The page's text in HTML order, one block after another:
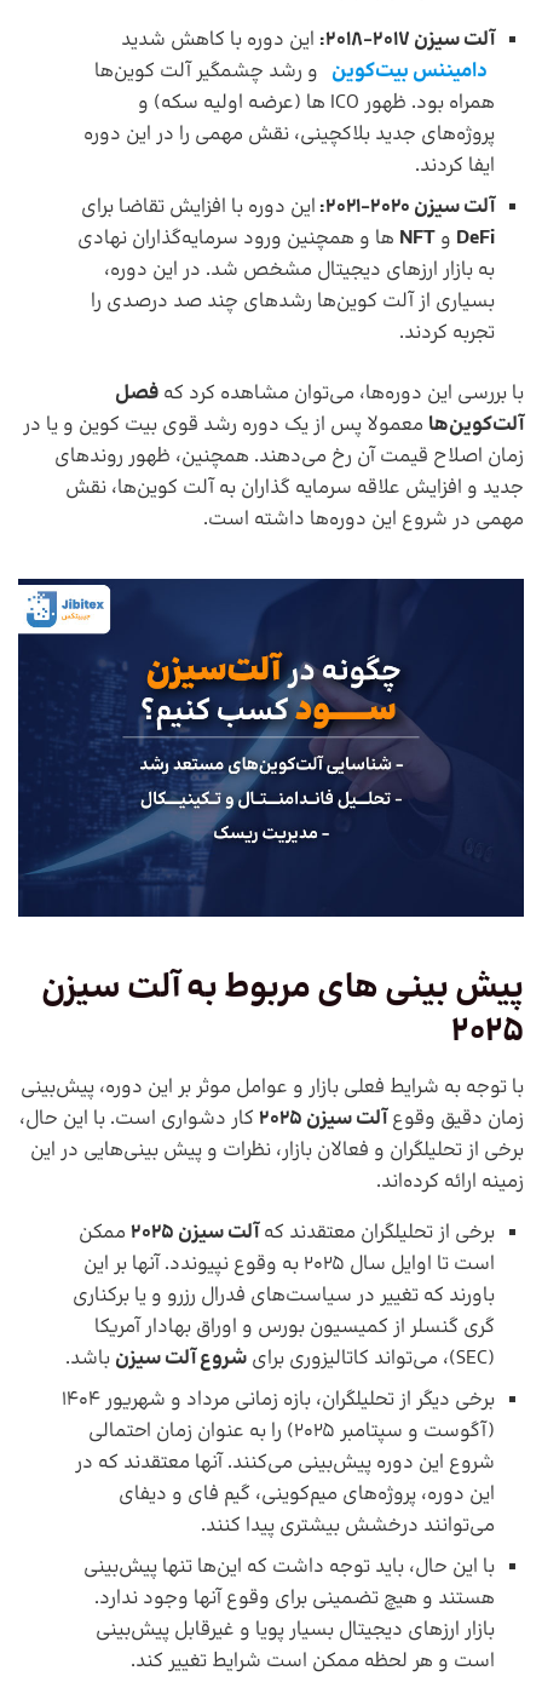
آلت سیزن 2017-2018:
این دوره با کاهش شدید
دامیننس بیت‌کوین و رشد چشمگیر آلت کوین‌ها
همراه بود. ظهور ICO ها (عرضه اولیه سکه) و
پروژه‌های جدید بلاکچینی، نقش مهمی را در این دوره
ایفا کردند.
آلت سیزن 2020-2021:
این دوره با افزایش تقاضا برای
DeFi و NFT ها و همچنین ورود سرمایه‌گذاران نهادی
به بازار ارزهای دیجیتال مشخص شد. در این دوره،
بسیاری از آلت کوین‌ها رشدهای چند صد درصدی را
تجربه کردند.
با بررسی این دوره‌ها، می‌توان مشاهده کرد که فصل
آلت‌کوین‌ها معمولا پس از یک دوره رشد قوی بیت کوین و یا در
زمان اصلاح قیمت آن رخ می‌دهند. همچنین، ظهور روندهای
جدید و افزایش علاقه سرمایه گذاران به آلت کوین‌ها، نقش
مهمی در شروع این دوره‌ها داشته است.
پیش بینی های مربوط به آلت سیزن
2025
با توجه به شرایط فعلی بازار و عوامل موثر بر این دوره، پیش‌بینی
زمان دقیق وقوعآلت سیزن 2025
کار دشواری است. با این حال،
برخی از تحلیلگران و فعالان بازار، نظرات و پیش بینی‌هایی در این
زمینه ارائه کرده‌اند.
برخی از تحلیلگران معتقدند کهآلت سیزن 2025
ممکن
است تا اوایل سال 2025 به وقوع نپیوندد. آنها بر این
باورند که تغییر در سیاست‌های فدرال رزرو و یا برکناری
گری گنسلر از کمیسیون بورس و اوراق بهادار آمریکا
(SEC)، می‌تواند کاتالیزوری برای
شروع آلت سیزن باشد.
برخی دیگر از تحلیلگران، بازه زمانی مرداد و شهریور 1404
(آگوست و سپتامبر 2025) را به عنوان زمان احتمالی
شروع این دوره پیش‌بینی می‌کنند. آنها معتقدند که در
این دوره، پروژه‌های میم‌کوینی، گیم فای و دیفای
می‌توانند درخشش بیشتری پیدا کنند.
با این حال، باید توجه داشت که این‌ها تنها پیش‌بینی
هستند و هیچ تضمینی برای وقوع آنها وجود ندارد.
بازار ارزهای دیجیتال بسیار پویا و غیرقابل پیش‌بینی
است و هر لحظه ممکن است شرایط تغییر کند.